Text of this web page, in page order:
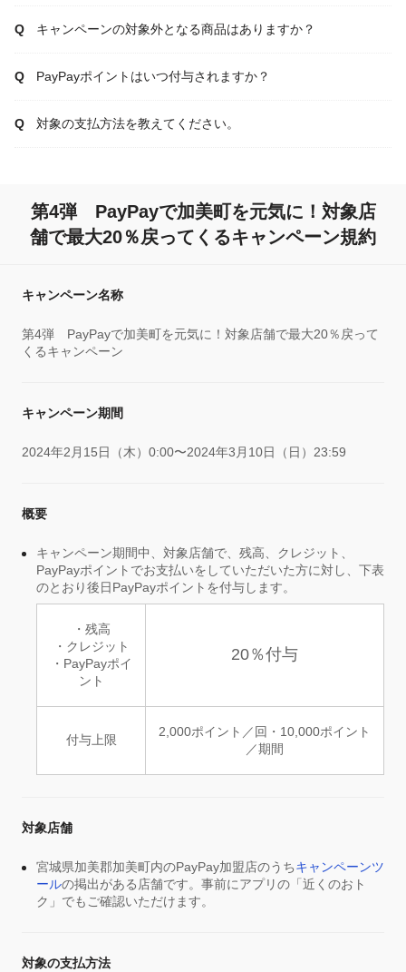
キャンペーンの対象外となる商品はありますか？
PayPayポイントはいつ付与されますか？
対象の支払方法を教えてください。
第4弾 PayPayで加美町を元気に！対象店
舗で最大20％戻ってくるキャンペーン規約
キャンペーン名称
第4弾 PayPayで加美町を元気に！対象店舗で最大20％戻って
くるキャンペーン
キャンペーン期間
2024年2月15日（木）0:00〜2024年3月10日（日）23:59
概要
キャンペーン期間中、対象店舗で、残高、クレジット、
PayPayポイントでお支払いをしていただいた方に対し、下表
のとおり後日PayPayポイントを付与します。
・残高
・クレジット
・PayPayポイ
ント
20％付与
付与上限
2,000ポイント／回・10,000ポイント
／期間
対象店舗
宮城県加美郡加美町内のPayPay加盟店のうちキャンペーンツ
ールの掲出がある店舗です。事前にアプリの「近くのおト
ク」でもご確認いただけます。
対象の支払方法